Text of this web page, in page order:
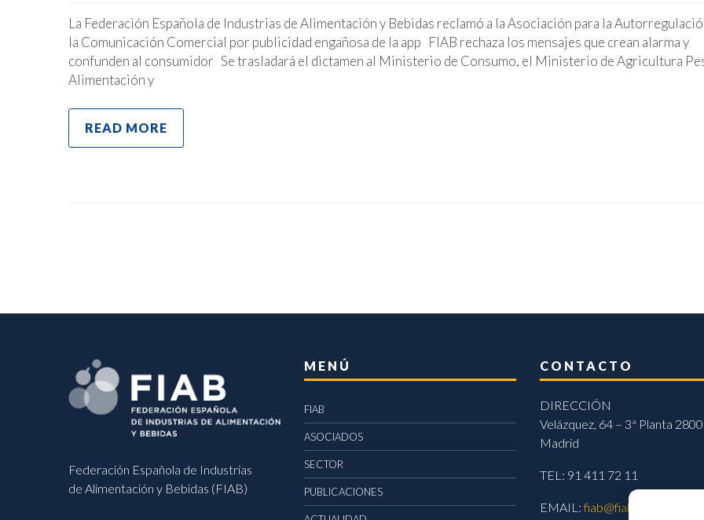
La Federación Española de Industrias de Alimentación y Bebidas reclamó a la Asociación para la
la Comunicación Comercial por publicidad engañosa de la app FIAB rechaza los mensajes que crean alarma y
confunden al consumidor Se trasladará el dictamen al Ministerio de Consumo, el Ministerio de Agricultura
Alimentación y
READ MORE
Federación Española de Industrias
de Alimentación y Bebidas (FIAB)
MENÚ
FIAB
ASOCIADOS
SECTOR
PUBLICACIONES
CONTACTO
DIRECCIÓN
Velázquez, 64 – 3ª Planta
Madrid
TEL: 91 411 72 11
EMAIL:fiab@fiab.es